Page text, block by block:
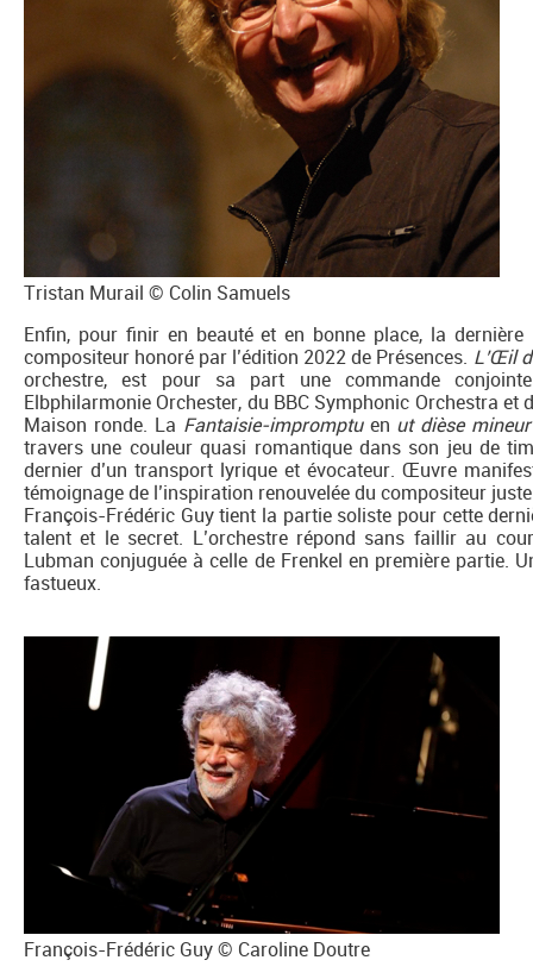
Tristan Murail © Colin Samuels
Enfin, pour finir en beauté et en bonne place, la
compositeur honoré par l’édition 2022 de Présences. L’Œil
orchestre, est pour sa part une commande
Elbphilarmonie Orchester, du BBC Symphonic Orchestra et
Maison ronde. La Fantaisie-impromptuen ut dièse
travers une couleur quasi romantique dans son jeu de
dernier d’un transport lyrique et évocateur. Œuvre
témoignage de l’inspiration renouvelée du compositeur
François-Frédéric Guy tient la partie soliste pour cette
talent et le secret. L’orchestre répond sans faillir au
Lubman conjuguée à celle de Frenkel en première partie.
fastueux.
François-Frédéric Guy © Caroline Doutre